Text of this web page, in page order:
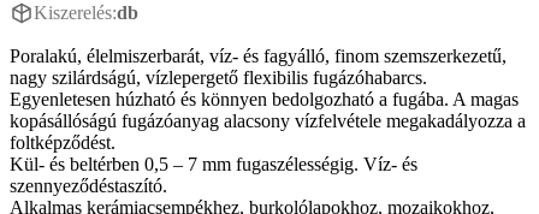
Kiszerelés:db
Poralakú, élelmiszerbarát, víz- és fagyálló, finom szemszerkezetű,
nagy szilárdságú, vízlepergető flexibilis fugázóhabarcs.
Egyenletesen húzható és könnyen bedolgozható a fugába. A magas
kopásállóságú fugázóanyag alacsony vízfelvétele megakadályozza a
foltképződést.
Kül- és beltérben 0,5 – 7 mm fugaszélességig. Víz- és
szennyeződéstaszító.
Alkalmas kerámiacsempékhez, burkolólapokhoz, mozaikokhoz,